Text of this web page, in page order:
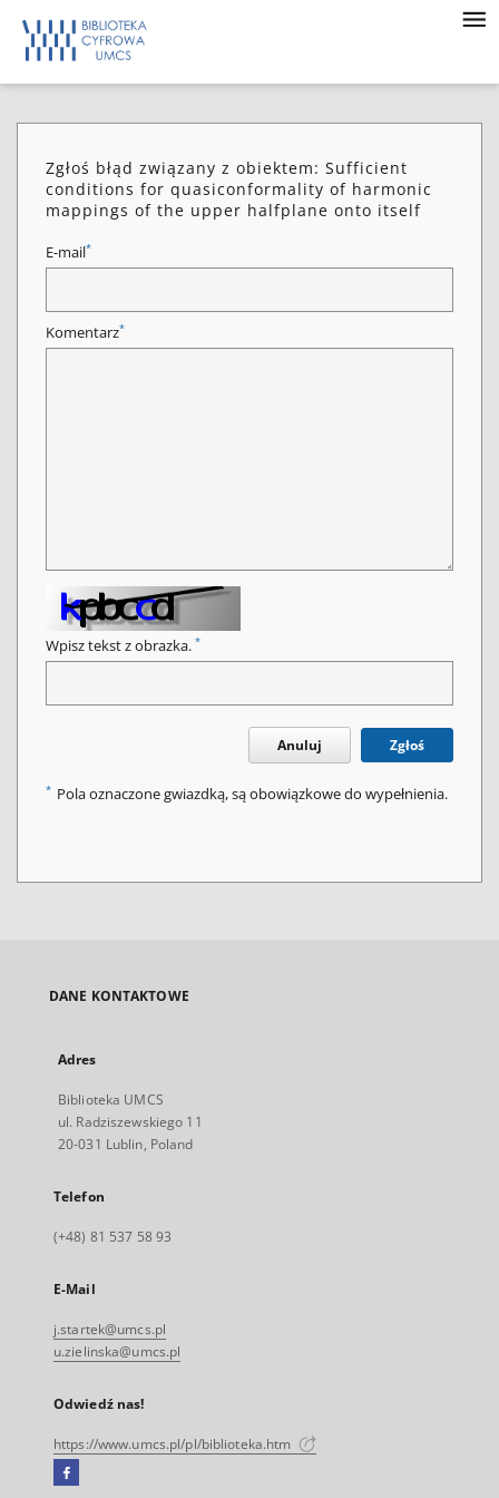
Zgłoś błąd związany z obiektem: Sufficient
conditions for quasiconformality of harmonic
mappings of the upper halfplane onto itself
E-mail*
Komentarz*
Wpisz tekst z obrazka. *
Anuluj Zgłoś
* Pola oznaczone gwiazdką, są obowiązkowe do wypełnienia.
DANE KONTAKTOWE
Adres
Biblioteka UMCS
ul. Radziszewskiego 11
20-031 Lublin, Poland
Telefon
(+48) 81 537 58 93
E-Mail
j.startek@umcs.pl
u.zielinska@umcs.pl
Odwiedź nas!
https://www.umcs.pl/pl/biblioteka.htm
Facebook